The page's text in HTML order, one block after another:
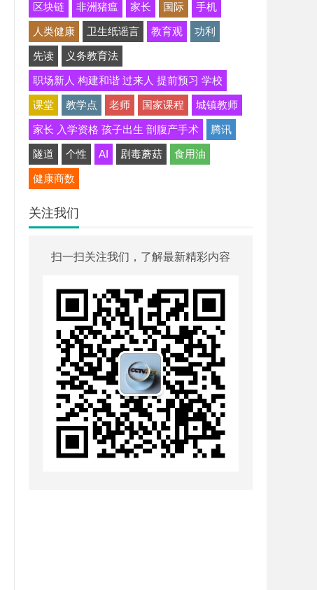
区块链 非洲猪瘟 家长 国际 手机
人类健康 卫生纸谣言 教育观 功利
先读 义务教育法
职场新人 构建和谐 过来人 提前预习 学校
课堂 教学点 老师 国家课程 城镇教师
家长 入学资格 孩子出生 剖腹产手术 腾讯
隧道 个性 AI 剧毒蘑菇 食用油
健康商数
关注我们
扫一扫关注我们，了解最新精彩内容